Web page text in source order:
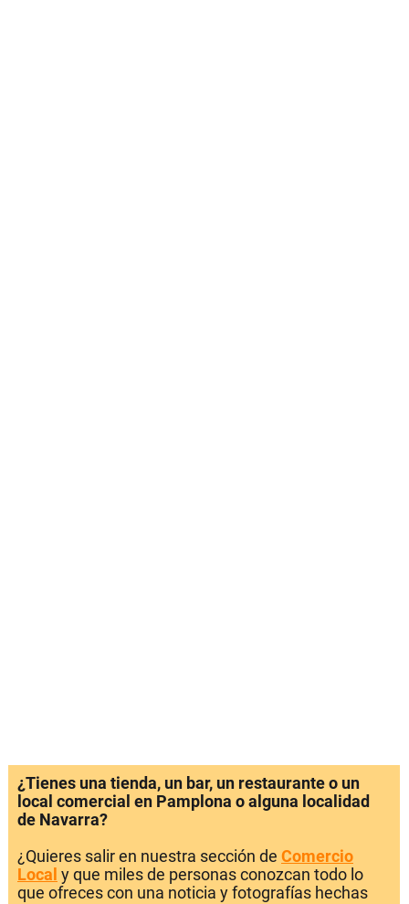
¿Tienes una tienda, un bar, un restaurante o un
local comercial en Pamplona o alguna localidad
de Navarra?
¿Quieres salir en nuestra sección de Comercio
Local y que miles de personas conozcan todo lo
que ofreces con una noticia y fotografías hechas